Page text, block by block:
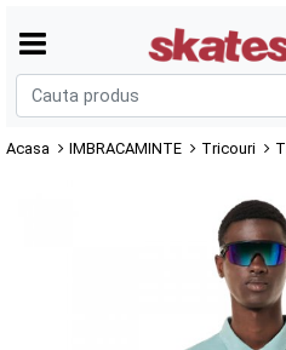
Acasa IMBRACAMINTE Tricouri